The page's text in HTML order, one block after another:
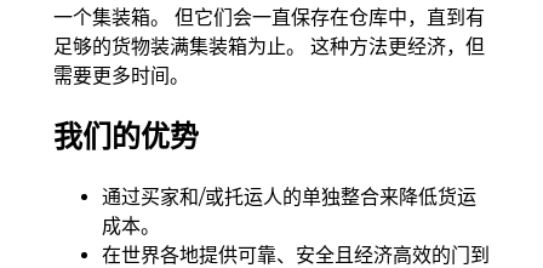
一个集装箱。 但它们会一直保存在仓库中，直到有
足够的货物装满集装箱为止。 这种方法更经济，但
需要更多时间。
我们的优势
通过买家和/或托运人的单独整合来降低货运
成本。
在世界各地提供可靠、安全且经济高效的门到